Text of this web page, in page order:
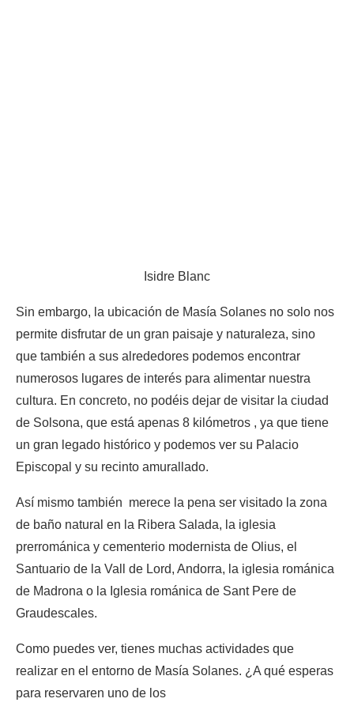
Isidre Blanc
Sin embargo, la ubicación de Masía Solanes no solo nos
permite disfrutar de un gran paisaje y naturaleza, sino
que también a sus alrededores podemos encontrar
numerosos lugares de interés para alimentar nuestra
cultura. En concreto, no podéis dejar de visitar la ciudad
de Solsona, que está apenas 8 kilómetros , ya que tiene
un gran legado histórico y podemos ver su Palacio
Episcopal y su recinto amurallado.
Así mismo también merece la pena ser visitado la zona
de baño natural en la Ribera Salada, la iglesia
prerrománica y cementerio modernista de Olius, el
Santuario de la Vall de Lord, Andorra, la iglesia románica
de Madrona o la Iglesia románica de Sant Pere de
Graudescales.
Como puedes ver, tienes muchas actividades que
realizar en el entorno de Masía Solanes. ¿A qué esperas
para reservaren uno de los